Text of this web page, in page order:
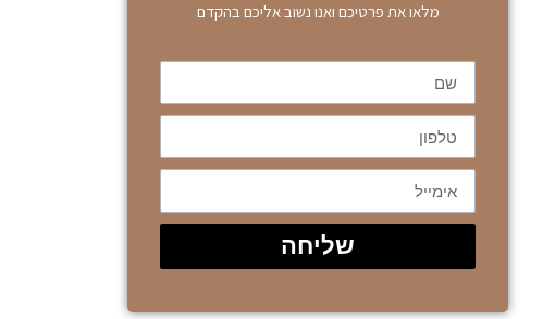
מלאו את פרטיכם ואנו נשוב אליכם בהקדם
שליחה